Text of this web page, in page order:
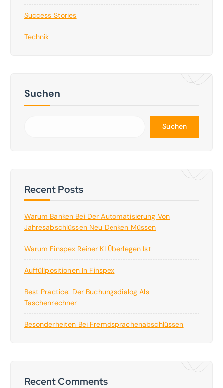
Success Stories
Technik
Suchen
Suchen
Recent Posts
Warum Banken Bei Der Automatisierung Von
Jahresabschlüssen Neu Denken Müssen
Warum Finspex Reiner KI Überlegen Ist
Auffüllpositionen In Finspex
Best Practice: Der Buchungsdialog Als
Taschenrechner
Besonderheiten Bei Fremdsprachenabschlüssen
Recent Comments